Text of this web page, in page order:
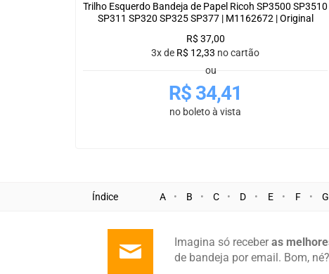
Trilho Esquerdo Bandeja de Papel Ricoh SP3500 SP3510
SP311 SP320 SP325 SP377 | M1162672 | Original
R$ 37,00
3x de R$ 12,33 no cartão
ou
R$ 34,41
no boleto à vista
Índice A B C D E F G
Imagina só receberas
de bandeja por email. Bom, né?